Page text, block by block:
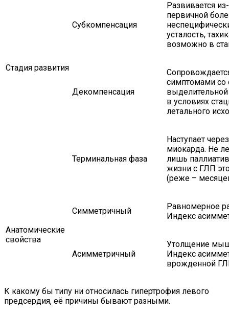
Стадия развития
Субкомпенсация
Развивается
первичной
усталость,
возможно в
Декомпенсация
симптомами со
выделительной
в условиях
летального
Терминальная фаза
Наступает
миокарда. Не
лишь
жизни с ГЛП
(реже –
Анатомические
свойства
Симметричный
Равномерное
Индекс
Асимметричный
Утолщение
Индекс
врожденной
К какому бы типу ни относилась гипертрофия левого
предсердия, её причины бывают разными.